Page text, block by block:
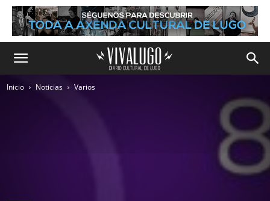
Inicio Noticias Varios